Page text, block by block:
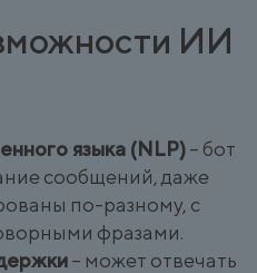
ИИ
языка (NLP)– бот
сообщений, даже
по-разному, с
фразами.
– может отвечать